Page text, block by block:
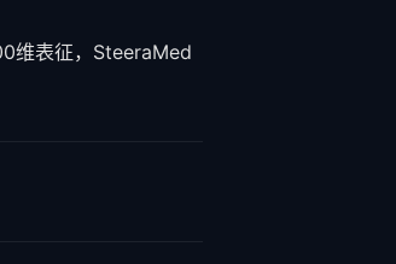
维表征，SteeraMed